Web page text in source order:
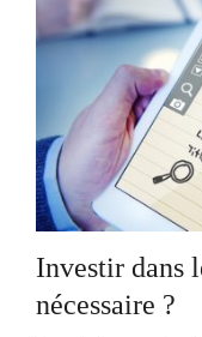
Investir dans
nécessaire ?